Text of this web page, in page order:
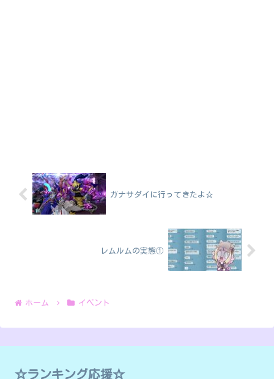
ガナサダイに行ってきたよ☆
レムルムの実態①
ホーム イベント
☆ランキング応援☆